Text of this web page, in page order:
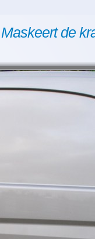
Maskeert de